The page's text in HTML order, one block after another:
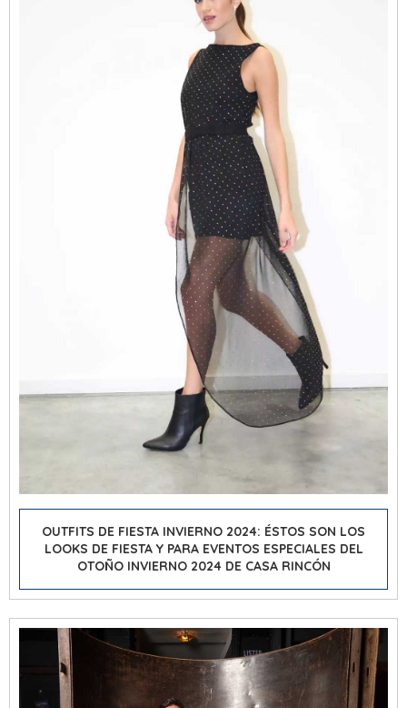
OUTFITS DE FIESTA INVIERNO 2024: ÉSTOS SON LOS
LOOKS DE FIESTA Y PARA EVENTOS ESPECIALES DEL
OTOÑO INVIERNO 2024 DE CASA RINCÓN